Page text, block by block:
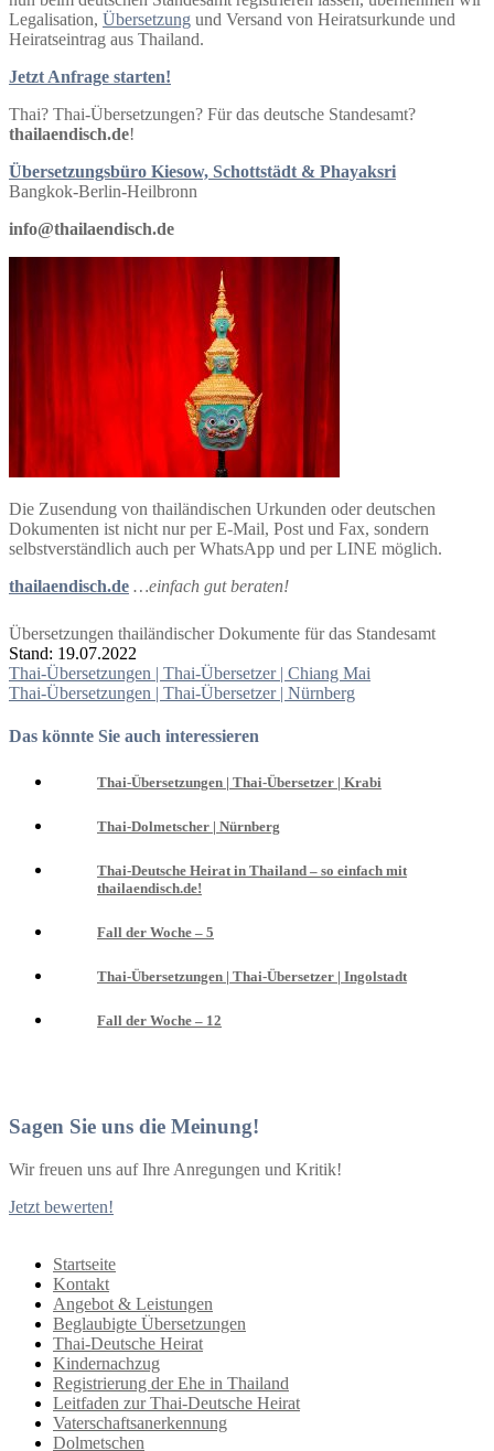
Legalisation, Übersetzung und Versand von Heiratsurkunde und
Heiratseintrag aus Thailand.
Jetzt Anfrage starten!
Thai? Thai-Übersetzungen? Für das deutsche Standesamt?
thailaendisch.de!
Übersetzungsbüro Kiesow, Schottstädt & Phayaksri
Bangkok-Berlin-Heilbronn
info@thailaendisch.de
Die Zusendung von thailändischen Urkunden oder deutschen
Dokumenten ist nicht nur per E-Mail, Post und Fax, sondern
selbstverständlich auch per WhatsApp und per LINE möglich.
thailaendisch.de …einfach gut beraten!
Übersetzungen thailändischer Dokumente für das Standesamt
Stand: 19.07.2022
Beitragsnavigation
Thai-Übersetzungen | Thai-Übersetzer | Chiang Mai
Thai-Übersetzungen | Thai-Übersetzer | Nürnberg
Das könnte Sie auch interessieren
Thai-Übersetzungen | Thai-Übersetzer | Krabi
Thai-Dolmetscher | Nürnberg
Thai-Deutsche Heirat in Thailand – so einfach mit
thailaendisch.de!
Fall der Woche – 5
Thai-Übersetzungen | Thai-Übersetzer | Ingolstadt
Fall der Woche – 12
Sagen Sie uns die Meinung!
Wir freuen uns auf Ihre Anregungen und Kritik!
Jetzt bewerten!
Startseite
Kontakt
Angebot & Leistungen
Beglaubigte Übersetzungen
Thai-Deutsche Heirat
Kindernachzug
Registrierung der Ehe in Thailand
Leitfaden zur Thai-Deutsche Heirat
Vaterschaftsanerkennung
Dolmetschen